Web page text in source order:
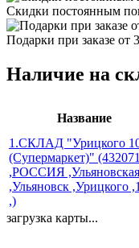
Скидки постоянным
Подарки при заказе от
Наличие на
Название
1.СКЛАД "Урицкого
(Супермаркет)" (432071
,РОССИЯ ,Ульяновская
,Ульяновск ,Урицкого
,)
загрузка карты...